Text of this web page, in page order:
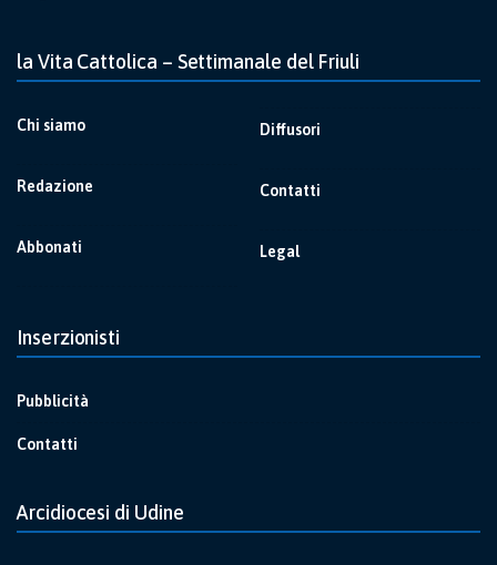
la Vita Cattolica – Settimanale del Friuli
Chi siamo
Redazione
Abbonati
Diffusori
Contatti
Legal
Inserzionisti
Pubblicità
Contatti
Arcidiocesi di Udine